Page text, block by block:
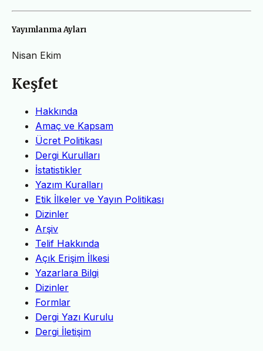
Yayımlanma Ayları
Nisan Ekim
Keşfet
Hakkında
Amaç ve Kapsam
Ücret Politikası
Dergi Kurulları
İstatistikler
Yazım Kuralları
Etik İlkeler ve Yayın Politikası
Dizinler
Arşiv
Telif Hakkında
Açık Erişim İlkesi
Yazarlara Bilgi
Dizinler
Formlar
Dergi Yazı Kurulu
Dergi İletişim